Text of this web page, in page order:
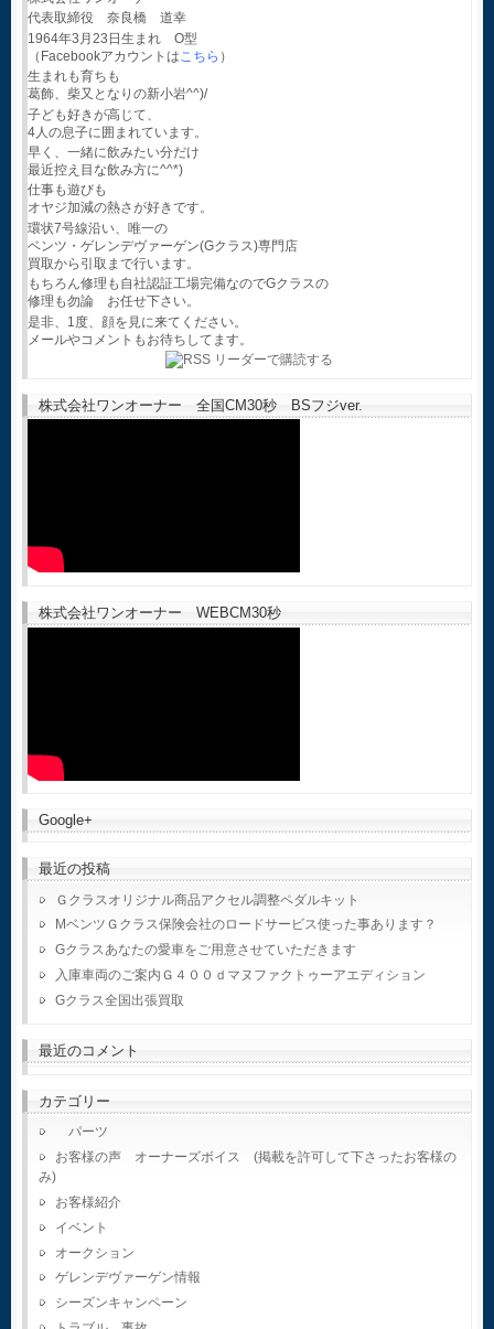
代表取締役 奈良橋 道幸
1964年3月23日生まれ O型
（Facebookアカウントはこちら ）
生まれも育ちも
葛飾、柴又となりの新小岩^^)/
子ども好きが高じて、
4人の息子に囲まれています。
早く、一緒に飲みたい分だけ
最近控え目な飲み方に^^*)
仕事も遊びも
オヤジ加減の熱さが好きです。
環状7号線沿い、唯一の
ベンツ・ゲレンデヴァーゲン(Gクラス)専門店
買取から引取まで行います。
もちろん修理も自社認証工場完備なのでGクラスの
修理も勿論 お任せ下さい。
是非、1度、顔を見に来てください。
メールやコメントもお待ちしてます。
株式会社ワンオーナー 全国CM30秒 BSフジver.
株式会社ワンオーナー WEBCM30秒
Google+
最近の投稿
Ｇクラスオリジナル商品アクセル調整ペダルキット
MベンツＧクラス保険会社のロードサービス使った事あります？
Gクラスあなたの愛車をご用意させていただきます
入庫車両のご案内Ｇ４００ｄマヌファクトゥーアエディション
Gクラス全国出張買取
最近のコメント
カテゴリー
パーツ
お客様の声 オーナーズボイス (掲載を許可して下さったお客様の
み)
お客様紹介
イベント
オークション
ゲレンデヴァーゲン情報
シーズンキャンペーン